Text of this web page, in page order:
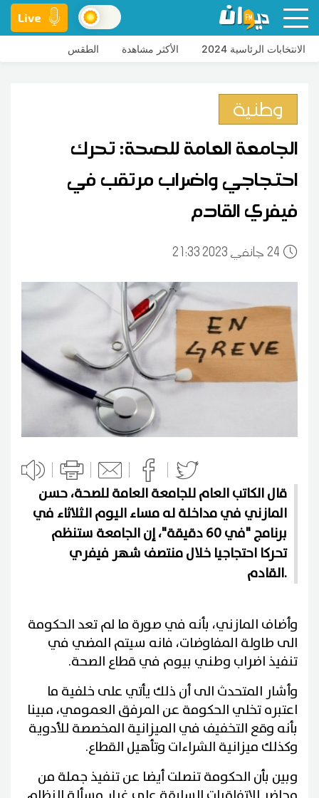
Live
الانتخابات الرئاسية 2024 الأكثر مشاهدة الطقس
وطنية
الجامعة العامة للصحة: تحرك
احتجاجي واضراب مرتقب في
فيفري القادم
24 21:33 2023 جانفي
قال الكاتب العام للجامعة العامة للصحة، حسن
المازني في مداخلة له مساء اليوم الثلاثاء في
برنامج "في 60 دقيقة"، إن الجامعة ستنظم
تحركا احتجاجيا خلال منتصف شهر فيفري
القادم.
وأضاف المازني، بأنه في صورة ما لم تعد الحكومة
الى طاولة المفاوضات، فانه سيتم المضي في
تنفيذ اضراب وطني بيوم في قطاع الصحة.
وأشار المتحدث الى أن ذلك يأتي على خلفية ما
اعتبره تخلي الحكومة عن المرفق العمومي، مبينا
بأنه وقع التخفيف في الميزانية المخصصة للأدوية
وكذلك ميزانية الشراءات وتأهيل القطاع.
وبين بأن الحكومة تنصلت أيضا عن تنفيذ جملة من